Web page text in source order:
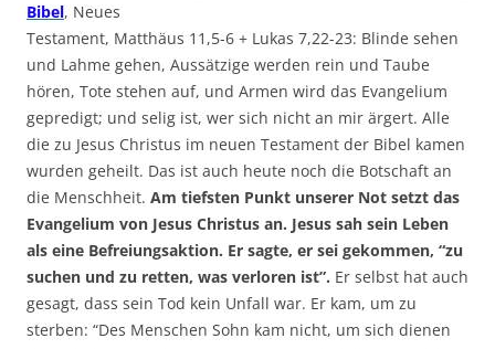
Bibel, Neues
Testament, Matthäus 11,5-6 + Lukas 7,22-23: Blinde sehen
und Lahme gehen, Aussätzige werden rein und Taube
hören, Tote stehen auf, und Armen wird das Evangelium
gepredigt; und selig ist, wer sich nicht an mir ärgert. Alle
die zu Jesus Christus im neuen Testament der Bibel kamen
wurden geheilt. Das ist auch heute noch die Botschaft an
die Menschheit. Am tiefsten Punkt unserer Not setzt das
Evangelium von Jesus Christus an. Jesus sah sein Leben
als eine Befreiungsaktion. Er sagte, er sei gekommen, “zu
suchen und zu retten, was verloren ist”. Er selbst hat auch
gesagt, dass sein Tod kein Unfall war. Er kam, um zu
sterben: “Des Menschen Sohn kam nicht, um sich dienen